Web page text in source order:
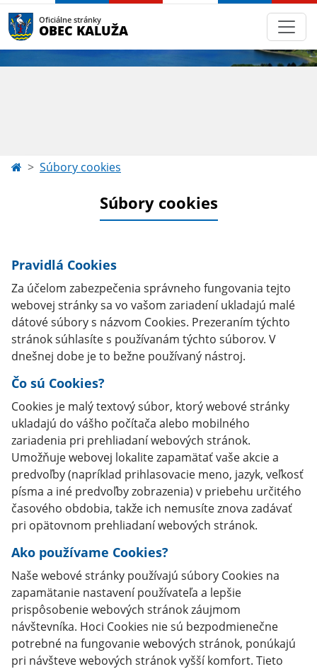
Oficiálne stránky
OBEC KALUŽA
Súbory cookies
Súbory cookies
Pravidlá Cookies
Za účelom zabezpečenia správneho fungovania tejto
webovej stránky sa vo vašom zariadení ukladajú malé
dátové súbory s názvom Cookies. Prezeraním týchto
stránok súhlasíte s používanám týchto súborov. V
dnešnej dobe je to bežne používaný nástroj.
Čo sú Cookies?
Cookies je malý textový súbor, ktorý webové stránky
ukladajú do vášho počítača alebo mobilného
zariadenia pri prehliadaní webových stránok.
Umožňuje webovej lokalite zapamätať vaše akcie a
predvoľby (napríklad prihlasovacie meno, jazyk, veľkosť
písma a iné predvoľby zobrazenia) v priebehu určitého
časového obdobia, takže ich nemusíte znova zadávať
pri opätovnom prehliadaní webových stránok.
Ako používame Cookies?
Naše webové stránky používajú súbory Cookies na
zapamätanie nastavení používateľa a lepšie
prispôsobenie webových stránok záujmom
návštevníka. Hoci Cookies nie sú bezpodmienečne
potrebné na fungovanie webových stránok, ponúkajú
pri návšteve webových stránok vyšší komfort. Tieto